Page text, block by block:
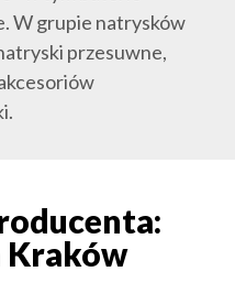
W grupie natrysków
przesuwne,